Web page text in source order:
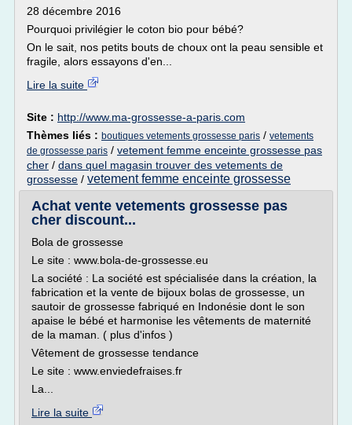
28 décembre 2016
Pourquoi privilégier le coton bio pour bébé?
On le sait, nos petits bouts de choux ont la peau sensible et
fragile, alors essayons d'en...
Lire la suite
Site : http://www.ma-grossesse-a-paris.com
Thèmes liés : boutiques vetements grossesse paris / vetements
de grossesse paris / vetement femme enceinte grossesse pas
cher / dans quel magasin trouver des vetements de
grossesse / vetement femme enceinte grossesse
Achat vente vetements grossesse pas
cher discount...
Bola de grossesse
Le site : www.bola-de-grossesse.eu
La société : La société est spécialisée dans la création, la
fabrication et la vente de bijoux bolas de grossesse, un
sautoir de grossesse fabriqué en Indonésie dont le son
apaise le bébé et harmonise les vêtements de maternité
de la maman. ( plus d'infos )
Vêtement de grossesse tendance
Le site : www.enviedefraises.fr
La...
Lire la suite